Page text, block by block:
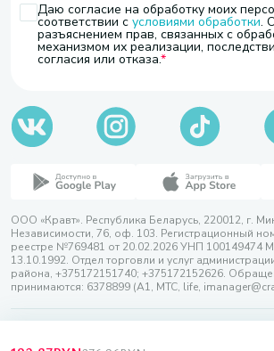
Даю согласие на обработку моих
соответствии с условиями обработки.
разъяснением прав, связанных с
механизмом их реализации,
согласия или отказа.
ООО «Кравт». Республика Беларусь, 220012, г.
Независимости, 76, оф. 103. Регистрационный
реестре №769481 от 20.02.2026 УНП 100149474
13.10.1992. Отдел торговли и услуг
района, +375172151740; +375172152626.
принимаются: 6378899 (А1, МТС, life,
Разработка сайта — SLAM